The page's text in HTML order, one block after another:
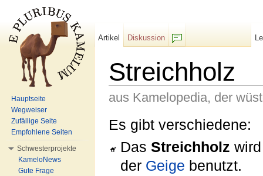
Streichholz
aus Kamelopedia, der
Es gibt verschiedene:
DasStreichholz
der Geige benutzt.
Artikel
Diskussion
Hauptseite
Wegweiser
Zufällige Seite
Empfohlene Seiten
Schwesterprojekte
KameloNews
Gute Frage